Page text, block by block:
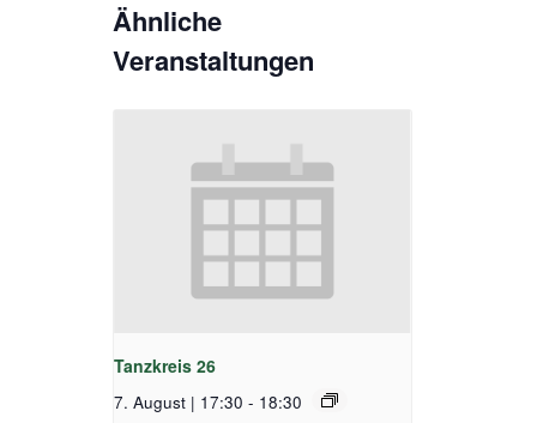
Ähnliche
Veranstaltungen
Tanzkreis 26
7. August | 17:30 - 18:30